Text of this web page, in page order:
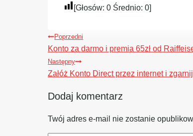
[Głosów: 0 Średnio: 0]
Nawigacja
wpisu
Poprzedni
Konto za darmo i premia 65zł od
Następny
Załóż Konto Direct przez internet i
Dodaj komentarz
Twój adres e-mail nie zostanie